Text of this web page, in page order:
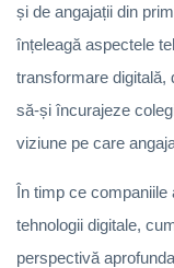
și de angajații din
înțeleagă aspectele
transformare digitală,
să-și încurajeze
viziune pe care
În timp ce companiile
tehnologii digitale,
perspectivă